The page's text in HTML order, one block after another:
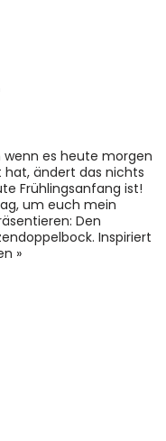
wenn es heute morgen
ändert das nichts
Frühlingsanfang ist!
um euch mein
Den
Inspiriert
»